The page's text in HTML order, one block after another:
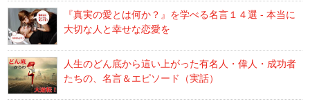
『真実の愛とは何か？』を学べる名言１４選 - 本当に
大切な人と幸せな恋愛を
人生のどん底から這い上がった有名人・偉人・成功者
たちの、名言＆エピソード（実話）